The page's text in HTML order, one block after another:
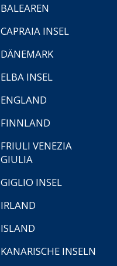
BALEAREN
CAPRAIA INSEL
DÄNEMARK
ELBA INSEL
ENGLAND
FINNLAND
FRIULI VENEZIA
GIULIA
GIGLIO INSEL
IRLAND
ISLAND
KANARISCHE INSELN